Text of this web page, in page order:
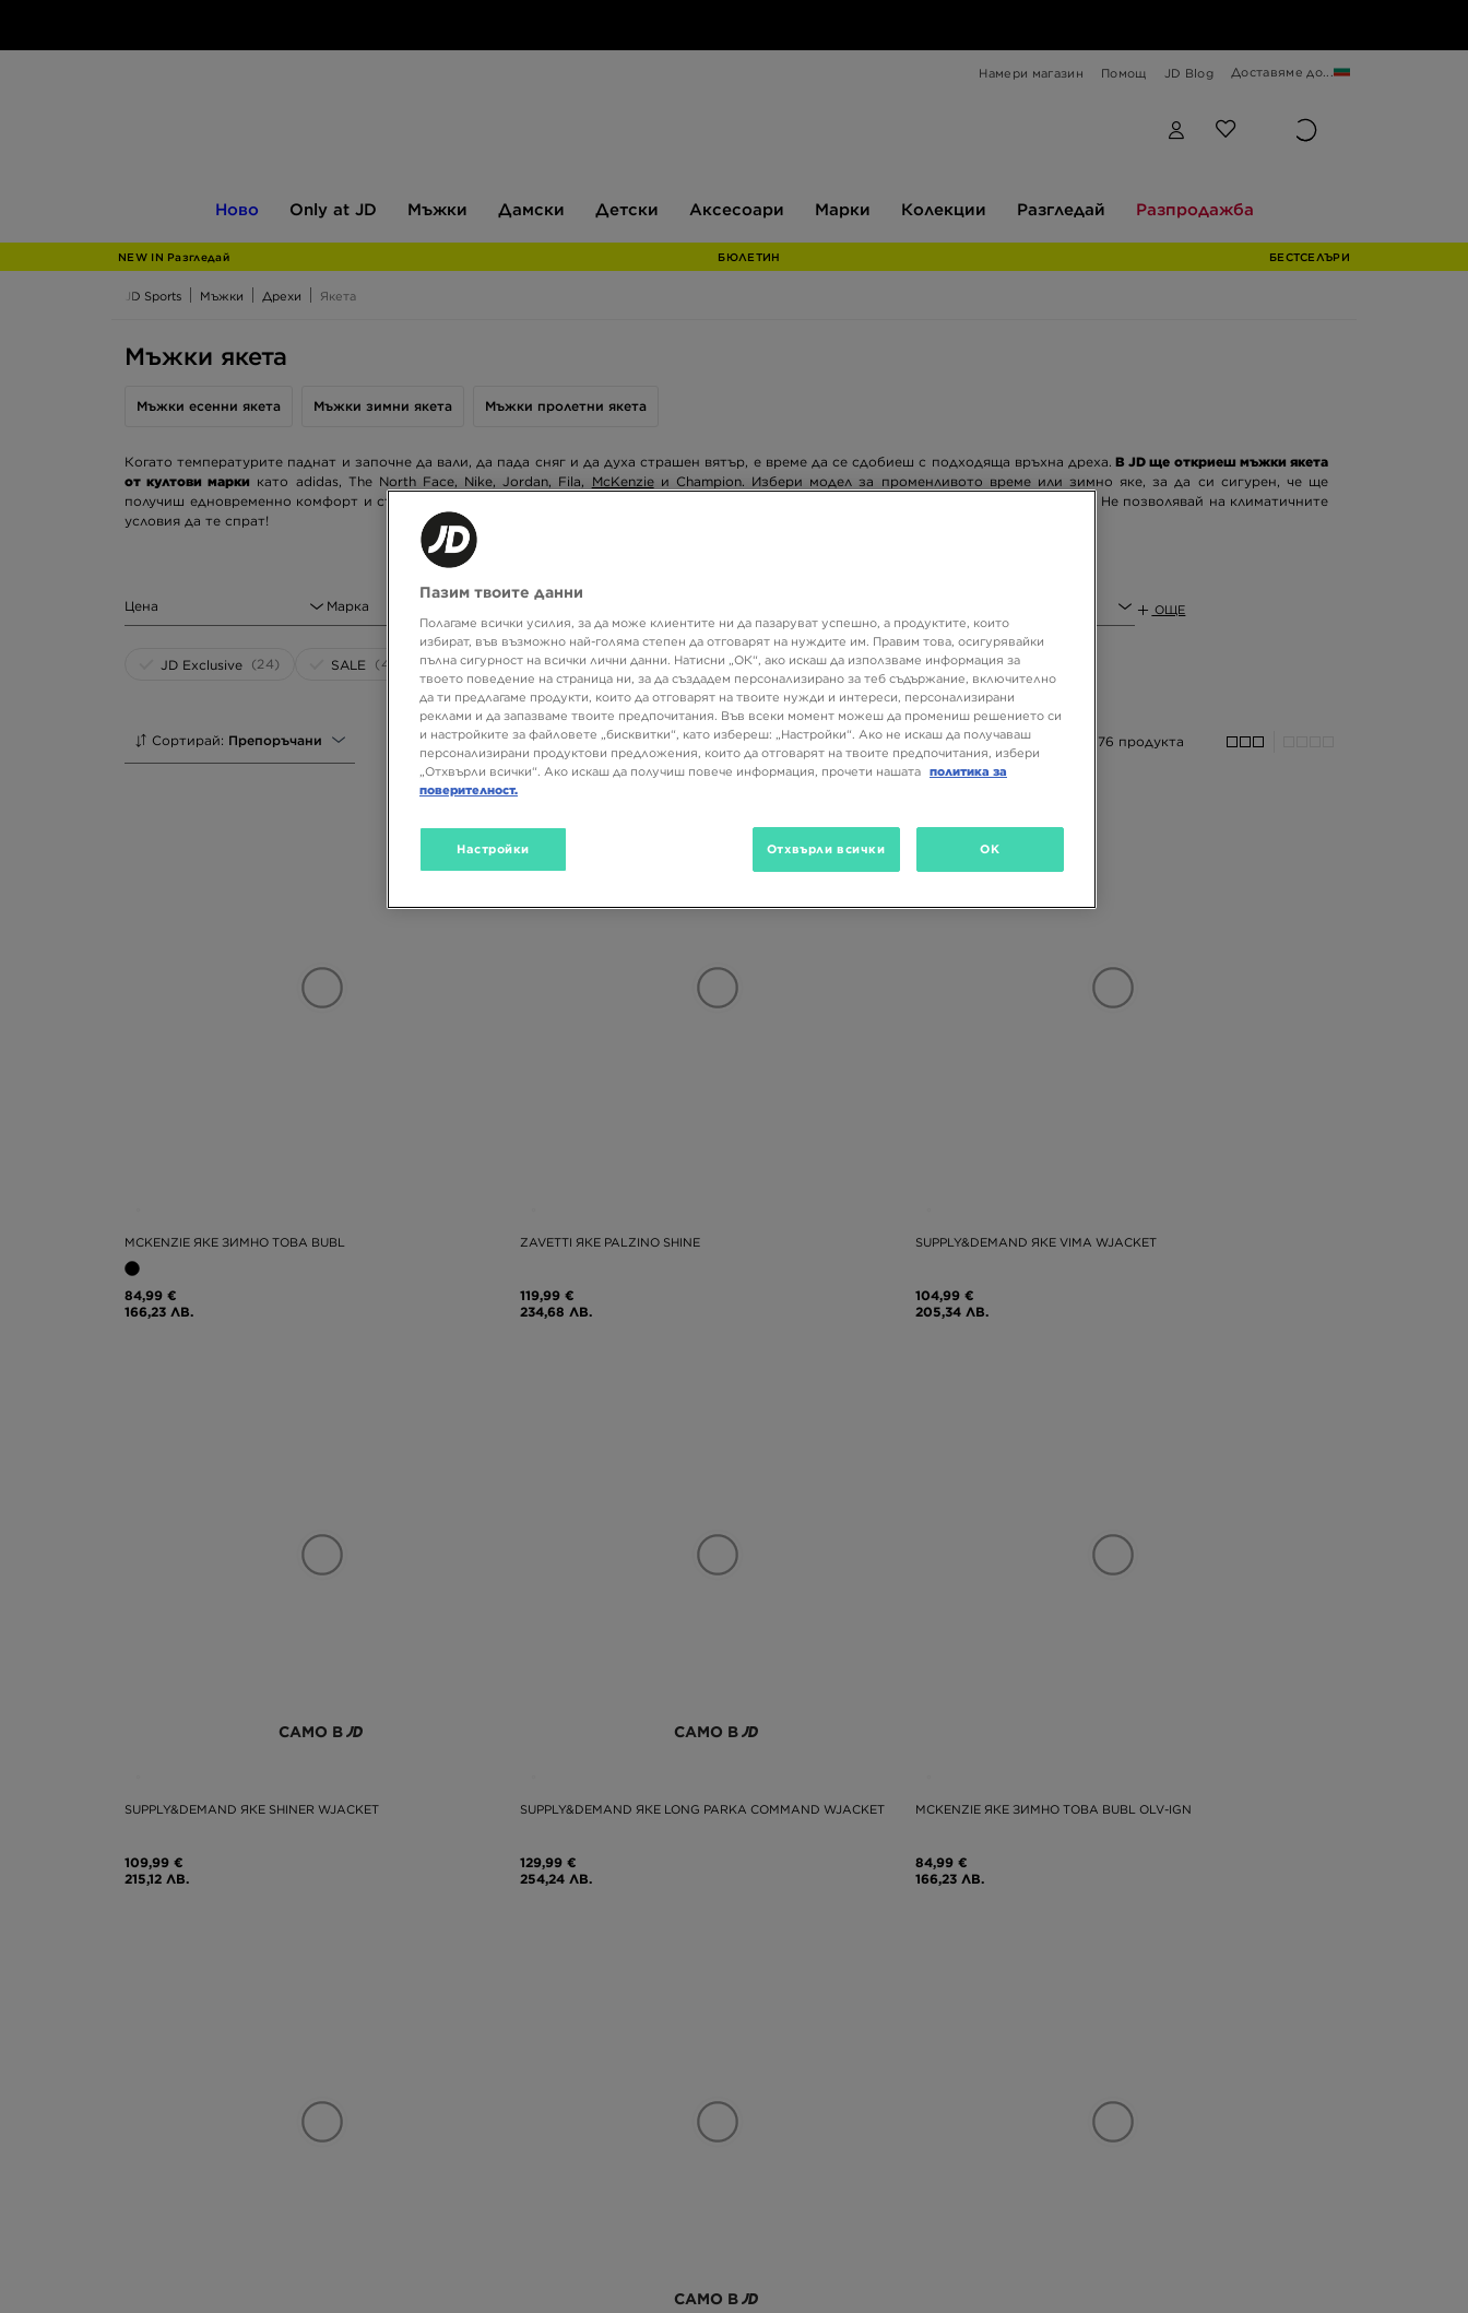
Намери магазин Помощ JD Blog Доставяме до...
Ново
JD
Only at JD Мъжки Дамски Детски Аксесоари Марки Колекции Разгледай Разпродажба
NEW IN Разгледай БЮЛЕТИН БЕСТСЕЛЪРИ
JD Sports Мъжки Дрехи Якета
Мъжки якета
Когато температурите паднат и започне да вали, да пада сняг и да духа страшен вятър, е време да се сдобиеш с подходяща връхна дреха. В JD ще откриеш мъжки якета
от култови марки като adidas, The North Face, Nike, Jordan, Fila, McKenzieи Champion. Избери модел за променливото време или зимно яке, за да си сигурен, че ще
получиш едновременно комфорт и страхотна визия. Създай страхотен аутфит на слоеве в спортен, стрийтуеър или туристически стил. Не позволявай на климатичните
условия да те спрат!
Мъжки есенни якета Мъжки зимни якета Мъжки пролетни якета
Цена Марка ОЩЕ
JD Exclusive (24) SALE (47)
Сортирай: Препоръчани 76 продукта
MCKENZIE ЯКЕ ЗИМНО TOBA BUBL
84,99 €
166,23 ЛВ.
ZAVETTI ЯКЕ PALZINO SHINE
119,99 €
234,68 ЛВ.
SUPPLY&DEMAND ЯКЕ VIMA WJACKET
104,99 €
205,34 ЛВ.
САМО В
SUPPLY&DEMAND ЯКЕ SHINER WJACKET
109,99 €
215,12 ЛВ.
САМО В
SUPPLY&DEMAND ЯКЕ LONG PARKA COMMAND WJACKET
129,99 €
254,24 ЛВ.
MCKENZIE ЯКЕ ЗИМНО TOBA BUBL OLV-IGN
84,99 €
166,23 ЛВ.
САМО В
Пазим твоите данни
Полагаме всички усилия, за да може клиентите ни да пазаруват успешно, а продуктите, които
избират, във възможно най-голяма степен да отговарят на нуждите им. Правим това, осигурявайки
пълна сигурност на всички лични данни. Натисни „ОК“, ако искаш да използваме информация за
твоето поведение на страница ни, за да създадем персонализирано за теб съдържание, включително
да ти предлагаме продукти, които да отговарят на твоите нужди и интереси, персонализирани
реклами и да запазваме твоите предпочитания. Във всеки момент можеш да промениш решението си
и настройките за файловете „бисквитки“, като избереш: „Настройки“. Ако не искаш да получаваш
персонализирани продуктови предложения, които да отговарят на твоите предпочитания, избери
„Отхвърли всички“. Ако искаш да получиш повече информация, прочети нашата политика за
поверителност.
Настройки Отхвърли всички OK